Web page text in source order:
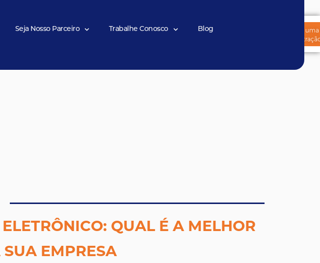
Seja Nosso Parceiro Trabalhe Conosco Blog
Seja Nosso Parceiro Trabalhe Conosco
Agende uma
QUAL É A MELHOR
EMPRESA